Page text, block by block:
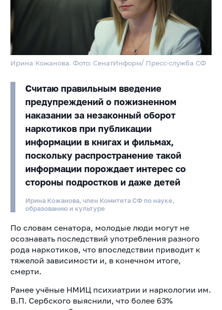
Ирина Кожанова. Фото: СенатИнформ/ Пресс-служба СФ
Считаю правильным введение
предупреждений о пожизненном
наказании за незаконный оборот
наркотиков при публикации
информации в книгах и фильмах,
поскольку распространение такой
информации порождает интерес со
стороны подростков и даже детей
Ирина Кожанова, член Комитета СФ по науке,
образованию и культуре
По словам сенатора, молодые люди могут не
осознавать последствий употребления разного
рода наркотиков, что впоследствии приводит к
тяжелой зависимости и, в конечном итоге,
смерти.
Ранее учёные НМИЦ психиатрии и наркологии им.
В.П. Сербского выяснили, что более 63%